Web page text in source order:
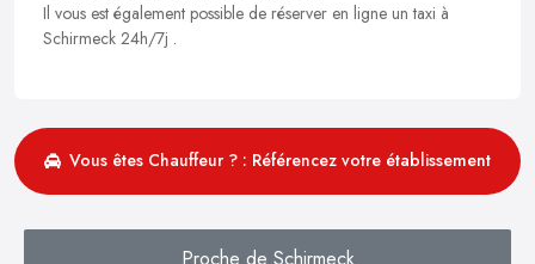
Il vous est également possible de réserver en ligne un taxi à
Schirmeck 24h/7j .
Vous êtes Chauffeur ? : Référencez votre établissement
Proche de Schirmeck